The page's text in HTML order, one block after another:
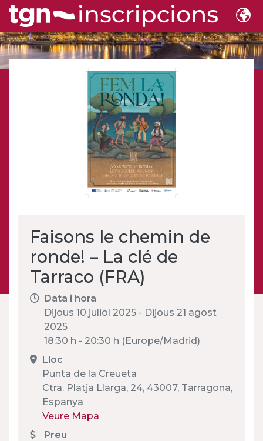
Faisons le chemin de
ronde! – La clé de
Tarraco (FRA)
Data i hora
Dijous 10 juliol 2025 - Dijous 21 agost
2025
18:30 h - 20:30 h (Europe/Madrid)
Lloc
Punta de la Creueta
Ctra. Platja Llarga, 24, 43007, Tarragona,
Espanya
Veure Mapa
Preu